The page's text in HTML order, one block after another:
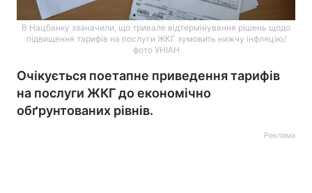
В Нацбанку ззаначили, що тривале відтермінування рішень щодо
підвищення тарифів на послуги ЖКГ зумовить нижчу інфляцію/
фото УНІАН
Очікується поетапне приведення тарифів
на послуги ЖКГ до економічно
обґрунтованих рівнів.
Реклама